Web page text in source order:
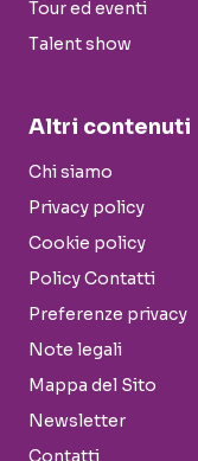
Tour ed eventi
Talent show
Altri contenuti
Chi siamo
Privacy policy
Cookie policy
Policy Contatti
Preferenze privacy
Note legali
Mappa del Sito
Newsletter
Contatti